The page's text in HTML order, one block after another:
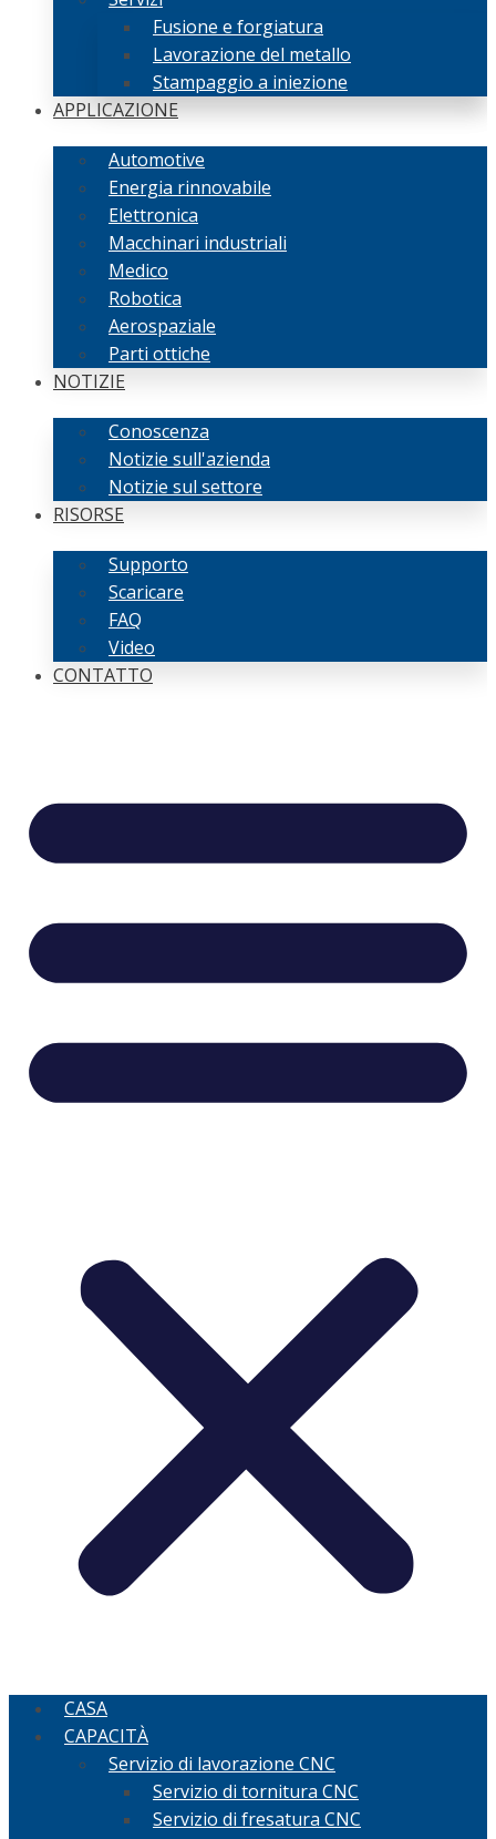
Fusione e forgiatura
Lavorazione del metallo
Stampaggio a iniezione
APPLICAZIONE
Automotive
Energia rinnovabile
Elettronica
Macchinari industriali
Medico
Robotica
Aerospaziale
Parti ottiche
NOTIZIE
Conoscenza
Notizie sull'azienda
Notizie sul settore
RISORSE
Supporto
Scaricare
FAQ
Video
CONTATTO
CASA
CAPACITÀ
Servizio di lavorazione CNC
Servizio di tornitura CNC
Servizio di fresatura CNC